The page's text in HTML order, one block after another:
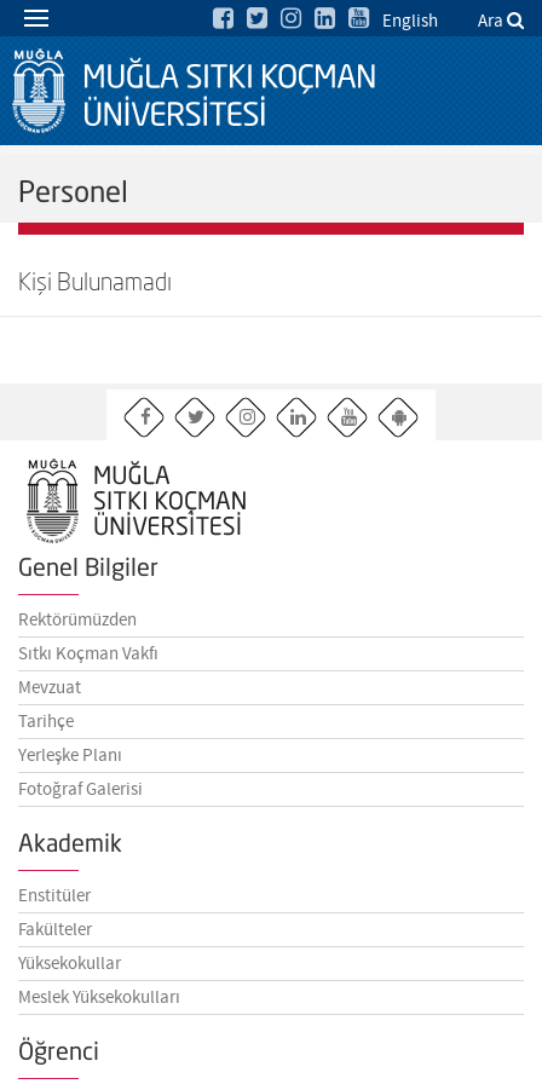
English Ara
Personel
Kişi Bulunamadı
Genel Bilgiler
Rektörümüzden
Sıtkı Koçman Vakfı
Mevzuat
Tarihçe
Yerleşke Planı
Fotoğraf Galerisi
Akademik
Enstitüler
Fakülteler
Yüksekokullar
Meslek Yüksekokulları
Öğrenci